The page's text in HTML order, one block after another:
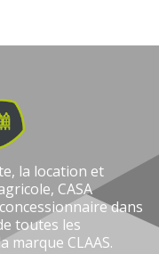
la location et
CASA
dans
toutes les
marque CLAAS.